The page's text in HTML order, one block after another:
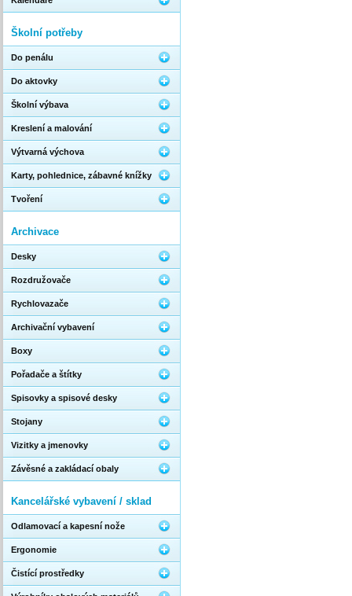
Školní potřeby
Do penálu
Do aktovky
Školní výbava
Kreslení a malování
Výtvarná výchova
Karty, pohlednice, zábavné knížky
Tvoření
Archivace
Desky
Rozdružovače
Rychlovazače
Archivační vybavení
Boxy
Pořadače a štítky
Spisovky a spisové desky
Stojany
Vizitky a jmenovky
Závěsné a zakládací obaly
Kancelářské vybavení / sklad
Odlamovací a kapesní nože
Ergonomie
Čistící prostředky